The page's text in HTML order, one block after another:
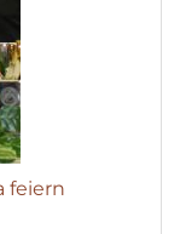
feiern